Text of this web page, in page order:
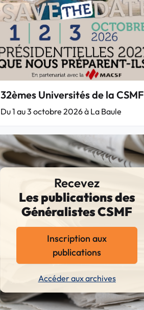
32èmes Universités de la CSMF
Du 1 au 3 octobre 2026 à La Baule
Recevez
Les publications des
Généralistes CSMF
Inscription aux
publications
Accéder aux archives